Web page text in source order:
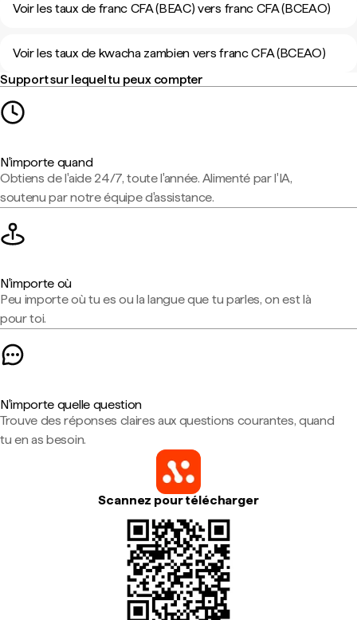
Voir les taux de franc CFA (BEAC) vers franc CFA (BCEAO)
Voir les taux de kwacha zambien vers franc CFA (BCEAO)
Support sur lequel tu peux compter
N'importe quand
Obtiens de l'aide 24/7, toute l'année. Alimenté par l'IA,
soutenu par notre équipe d'assistance.
N'importe où
Peu importe où tu es ou la langue que tu parles, on est là
pour toi.
N'importe quelle question
Trouve des réponses claires aux questions courantes, quand
tu en as besoin.
Scannez pour télécharger